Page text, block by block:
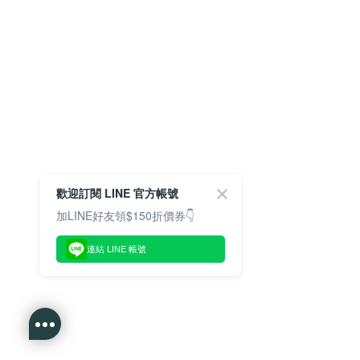
歡迎訂閱 LINE 官方帳號
加LINE好友領$150折價券👇
連結 LINE 帳號